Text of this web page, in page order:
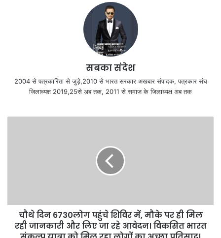
सबका संदेश
2004 से पत्रकारिता से जुड़े,2010 से भारत सरकार अखबार संपादक, पत्रकार संघ
जिलाध्यक्ष 2019,25से अब तक, 2011 से समाज के जिलाध्यक्ष अब तक
चौथे दिन 6730लोग पहुंचे शिविर में, मौके पर ही मिल
रही जानकारी और लिए जा रहे आवेदन। विकसित भारत